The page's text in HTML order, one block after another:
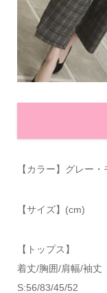
【カラー】グレー・
【サイズ】(cm)
【トップス】
着丈/胸囲/肩幅/袖丈
S:56/83/45/52